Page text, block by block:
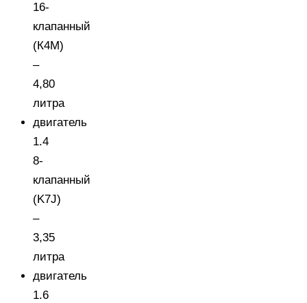
16-
клапанный
(К4M)
–
4,80
литра
двигатель
1.4
8-
клапанный
(K7J)
–
3,35
литра
двигатель
1.6